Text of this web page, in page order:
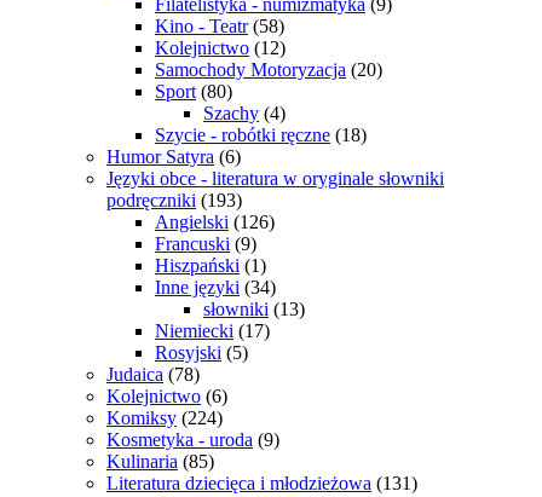
Filatelistyka - numizmatyka (9)
Kino - Teatr (58)
Kolejnictwo (12)
Samochody Motoryzacja (20)
Sport (80)
Szachy (4)
Szycie - robótki ręczne (18)
Humor Satyra (6)
Języki obce - literatura w oryginale słowniki
podręczniki (193)
Angielski (126)
Francuski (9)
Hiszpański (1)
Inne języki (34)
słowniki (13)
Niemiecki (17)
Rosyjski (5)
Judaica (78)
Kolejnictwo (6)
Komiksy (224)
Kosmetyka - uroda (9)
Kulinaria (85)
Literatura dziecięca i młodzieżowa (131)